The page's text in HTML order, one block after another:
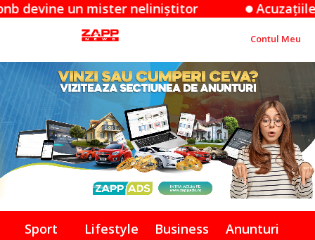
un mister neliniștitor Acuzațiile Apple
Contul Meu
Sport Lifestyle Business Anunturi